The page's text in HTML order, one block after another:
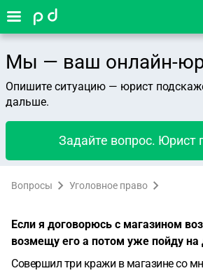
Мы — ваш онлайн-
Опишите ситуацию — юрист
дальше.
Задайте вопрос. Юрист
Вопросы Уголовное право
Если я договорюсь с магазином
возмещу его а потом уже пойду на
Совершил три кражи в магазине со